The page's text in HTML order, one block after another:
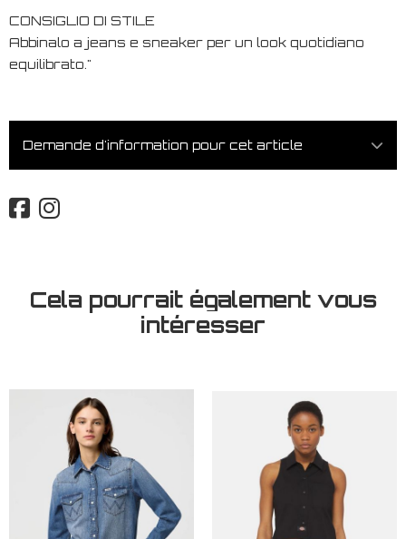
CONSIGLIO DI STILE
Abbinalo a jeans e sneaker per un look quotidiano
equilibrato."
Demande d'information pour cet article
Cela pourrait également vous
intéresser